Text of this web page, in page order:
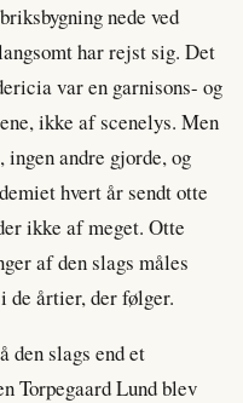
nede ved
har rejst sig. Det
var en garnisons- og
ikke af scenelys. Men
ingen andre gjorde, og
hvert år sendt otte
ikke af meget. Otte
af den slags måles
de årtier, der følger.
den slags end et
Torpegaard Lund blev